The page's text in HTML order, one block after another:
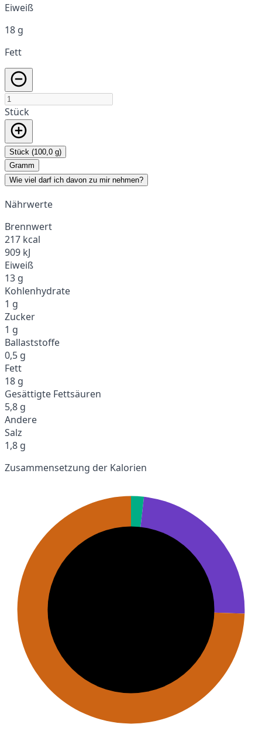
Eiweiß
18 g
Fett
Stück
Stück (100,0 g)
Gramm
Wie viel darf ich davon zu mir nehmen?
Nährwerte
Brennwert
217 kcal
909 kJ
Eiweiß
13 g
Kohlenhydrate
1 g
Zucker
1 g
Ballaststoffe
0,5 g
Fett
18 g
Gesättigte Fettsäuren
5,8 g
Andere
Salz
1,8 g
Zusammensetzung der Kalorien